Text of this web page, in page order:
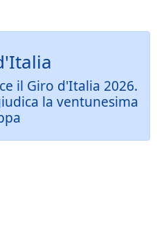
il Giro d'Italia 2026.
la ventunesima